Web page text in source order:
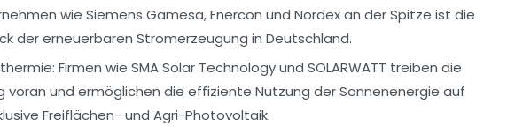
wie Siemens Gamesa, Enercon und Nordex an der Spitze ist die
der erneuerbaren Stromerzeugung in Deutschland.
Firmen wie SMA Solar Technology und SOLARWATT treiben die
voran und ermöglichen die effiziente Nutzung der Sonnenenergie auf
Freiflächen- und Agri-Photovoltaik.